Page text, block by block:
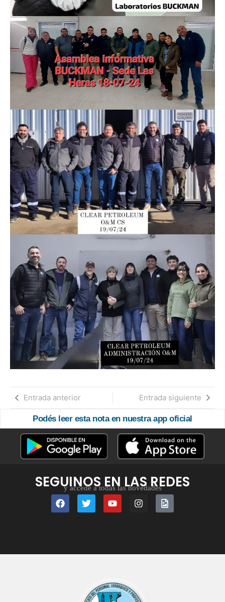
Entrada anterior Entrada siguiente
Podés leer esta nota en nuestra app oficial
SEGUINOS EN LAS REDES
y accedé a todas las novedades